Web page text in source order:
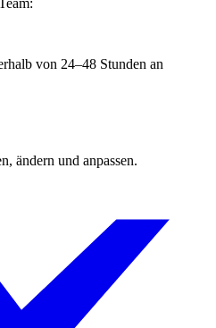
von 24–48 Stunden an
ändern und anpassen.